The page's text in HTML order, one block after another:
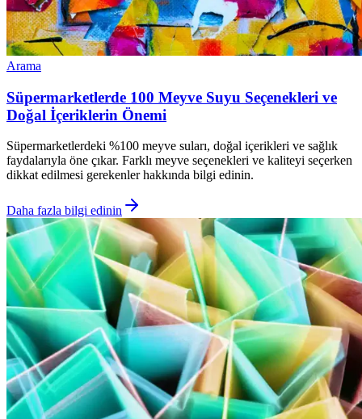
Arama
Süpermarketlerde 100 Meyve Suyu Seçenekleri ve
Doğal İçeriklerin Önemi
Süpermarketlerdeki %100 meyve suları, doğal içerikleri ve sağlık
faydalarıyla öne çıkar. Farklı meyve seçenekleri ve kaliteyi seçerken
dikkat edilmesi gerekenler hakkında bilgi edinin.
Daha fazla bilgi edinin